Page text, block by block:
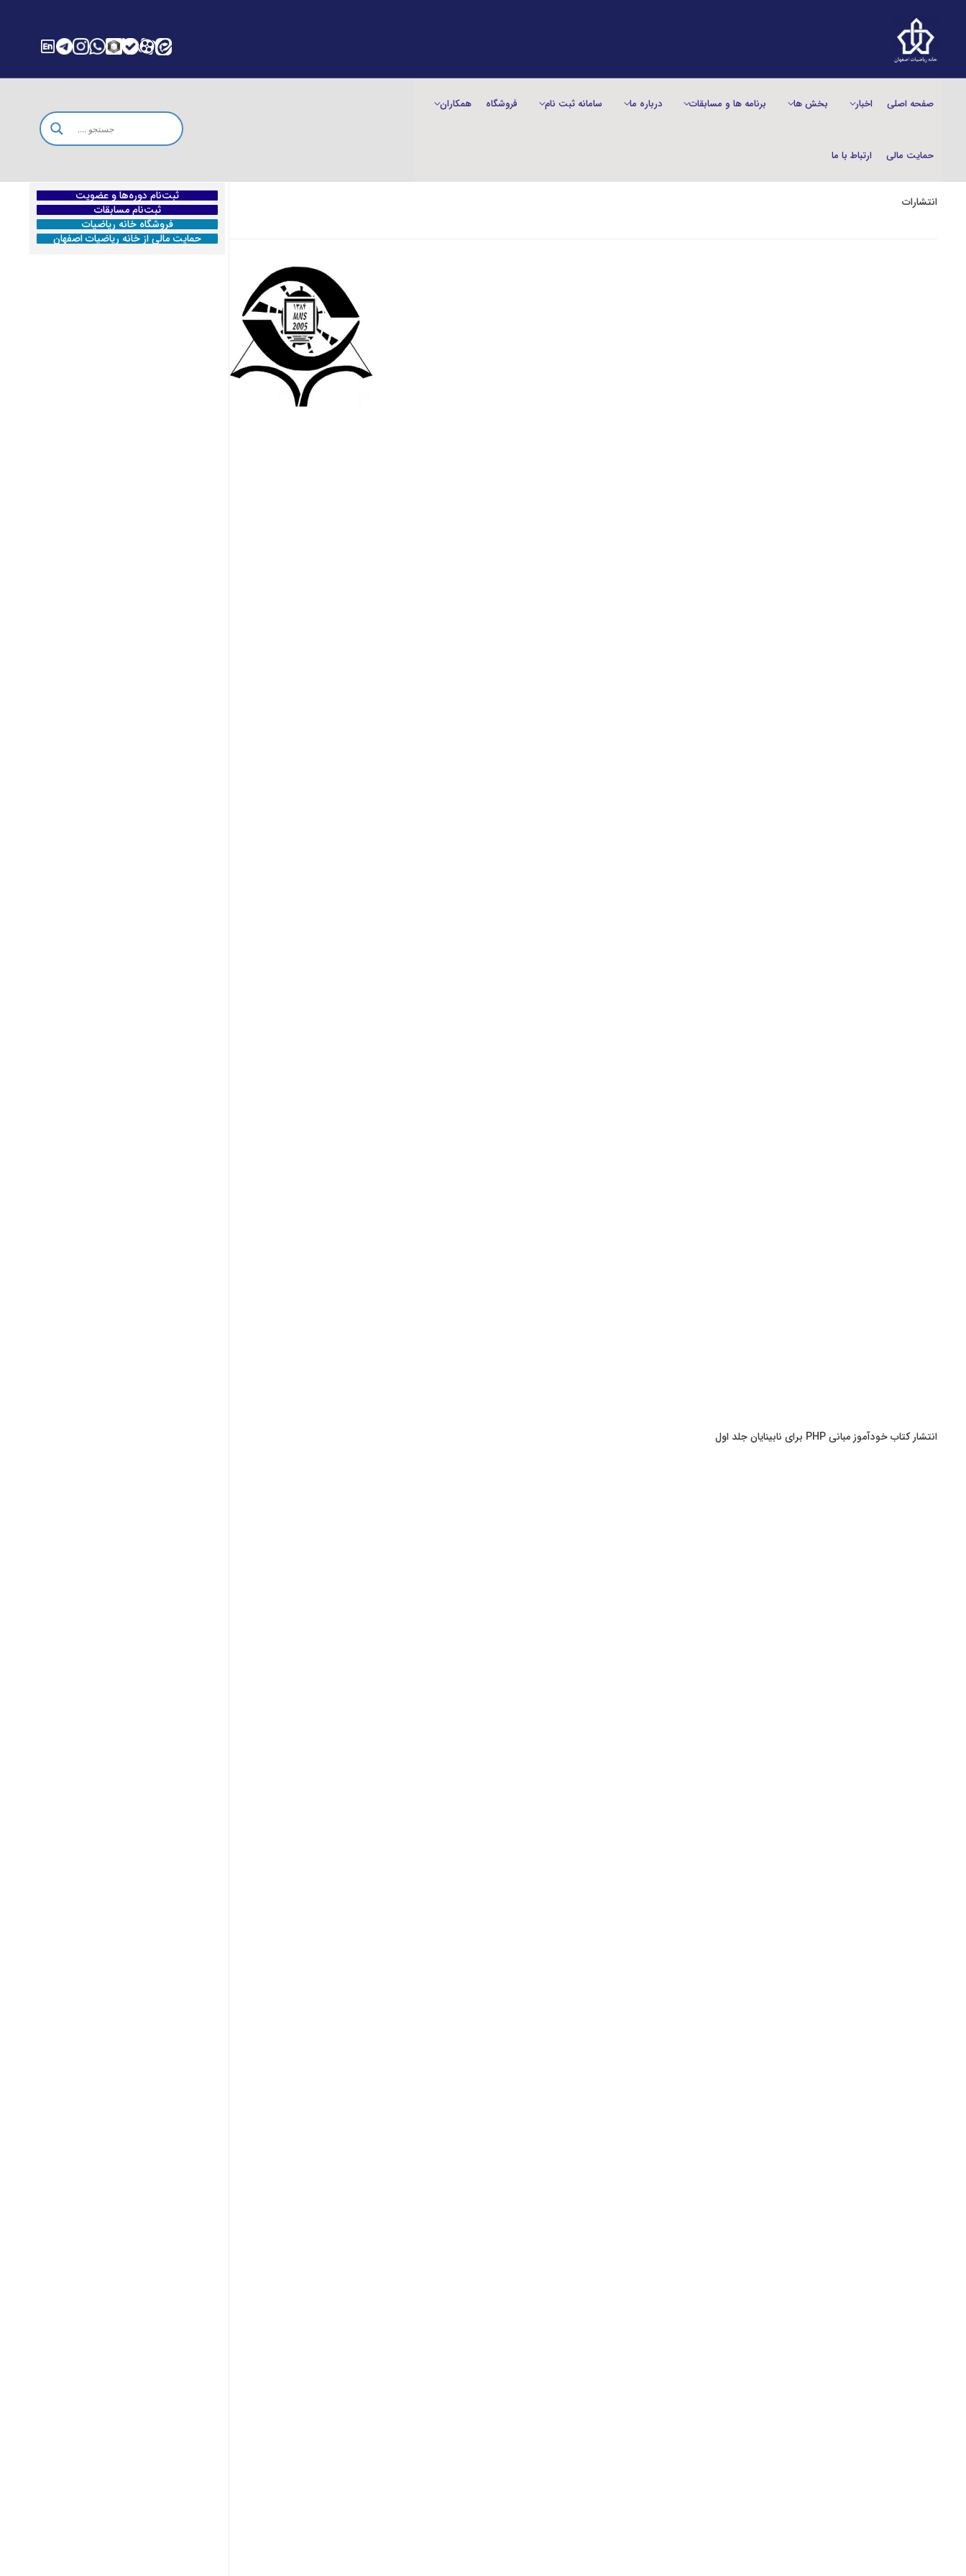
صفحه اصلی اخبار بخش‌ ها برنامه ها و مسابقات درباره ما سامانه ثبت نام فروشگاه همکاران
حمایت مالی ارتباط با ما
انتشارات
انتشار کتاب خودآموز مبانی PHP برای نابینایان جلد اول
ثبت‌نام دوره‌ها و عضویت
ثبت‌نام مسابقات
فروشگاه خانه ریاضیات
حمایت مالی از خانه ریاضیات اصفهان